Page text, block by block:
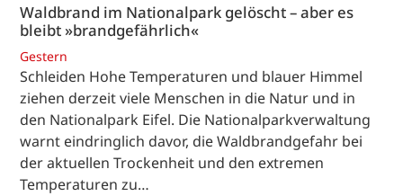
Waldbrand im Nationalpark gelöscht – aber es
bleibt »brandgefährlich«
Gestern
Schleiden Hohe Temperaturen und blauer Himmel
ziehen derzeit viele Menschen in die Natur und in
den Nationalpark Eifel. Die Nationalparkverwaltung
warnt eindringlich davor, die Waldbrandgefahr bei
der aktuellen Trockenheit und den extremen
Temperaturen zu…